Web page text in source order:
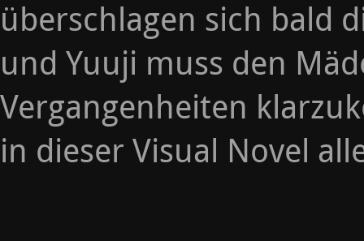
überschlagen sich bald
und Yuuji muss den
Vergangenheiten
in dieser Visual Novel